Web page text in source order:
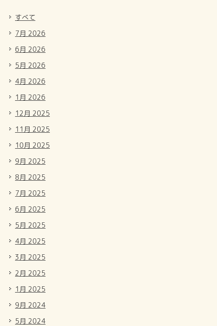
すべて
7月 2026
6月 2026
5月 2026
4月 2026
1月 2026
12月 2025
11月 2025
10月 2025
9月 2025
8月 2025
7月 2025
6月 2025
5月 2025
4月 2025
3月 2025
2月 2025
1月 2025
9月 2024
5月 2024